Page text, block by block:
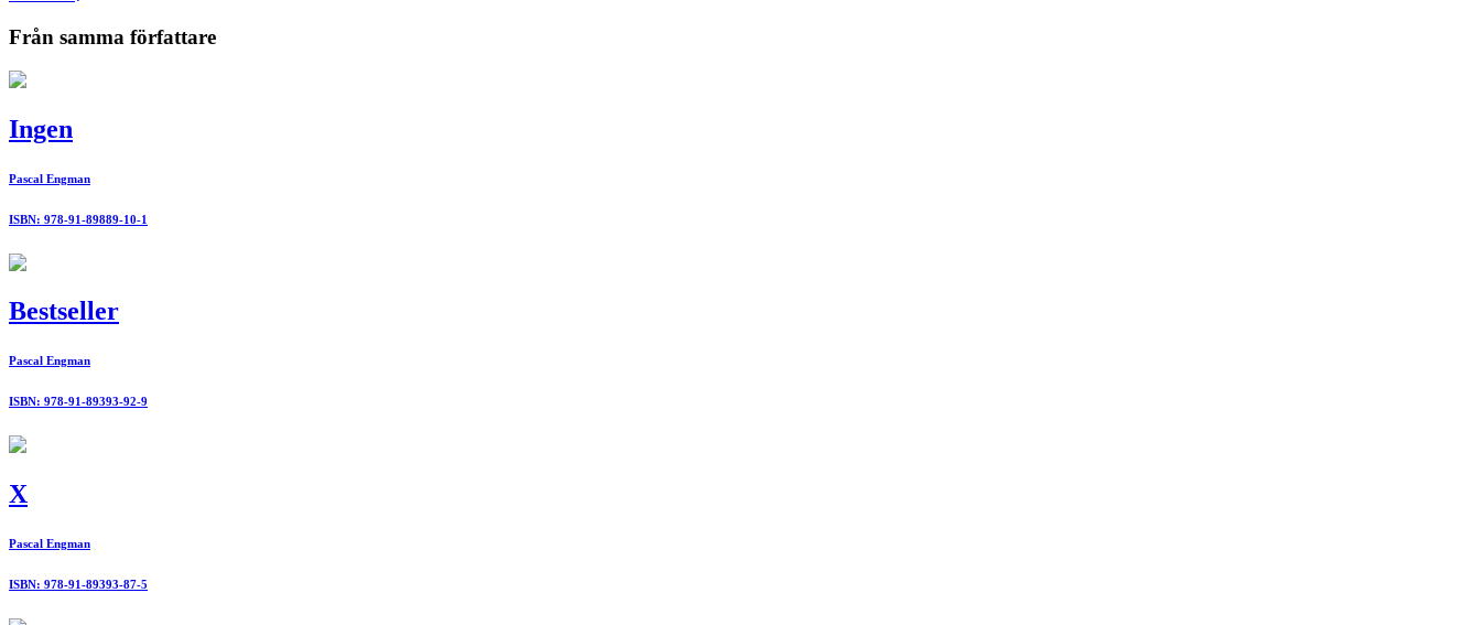
Från samma författare
Ingen
Pascal Engman
ISBN: 978-91-89889-10-1
Bestseller
Pascal Engman
ISBN: 978-91-89393-92-9
X
Pascal Engman
ISBN: 978-91-89393-87-5